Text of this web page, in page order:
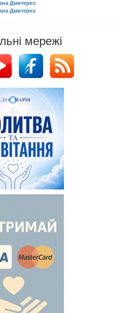
Дмитерко
Дмитерко
мережі